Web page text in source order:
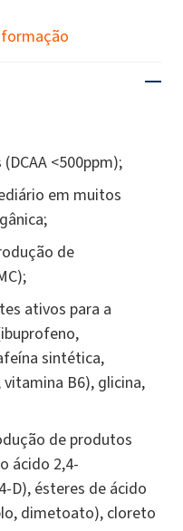
<500ppm);
em muitos
de
ativos para a
sintética,
B6), glicina,
de produtos
ácido 2,4-
D), ésteres de ácido
dimetoato), cloreto